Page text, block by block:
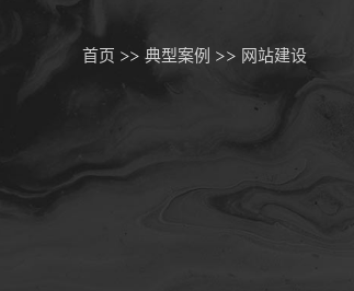
首页 >>典型案例 >> 网站建设